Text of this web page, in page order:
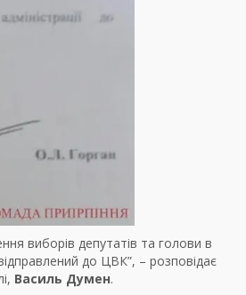
виборів депутатів та голови в
до ЦВК”, – розповідає
Василь Думен.